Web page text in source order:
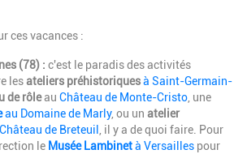
ces vacances :
(78) : c'est le paradis des activités
lesateliers préhistoriquesà Saint-Germain-
de rôleau Château de Monte-Cristo , une
au Domaine de Marly, ou un atelier
Château de Breteuil
, il y a de quoi faire. Pour
le Musée Lambinetà Versailles pour